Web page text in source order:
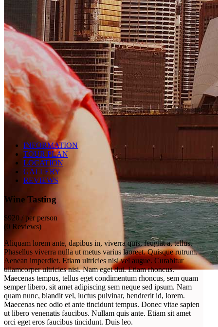
Amazing Tour
Wine Tasting
INFORMATION
TOUR PLAN
LOCATION
GALLERY
REVIEWS
Wine Tasting
$920 / per person
(0 Reviews)
Aliquam lorem ante, dapibus in, viverra quis, feugiat a, tellus.
Phasellus viverra nulla ut metus varius laoreet. Quisque rutrum.
Aenean imperdiet. Etiam ultricies nisi vel augue. Curabitur
ullamcorper ultricies nisi. Nam eget dui. Etiam rhoncus.
Maecenas tempus, tellus eget condimentum rhoncus, sem quam
semper libero, sit amet adipiscing sem neque sed ipsum. Nam
quam nunc, blandit vel, luctus pulvinar, hendrerit id, lorem.
Maecenas nec odio et ante tincidunt tempus. Donec vitae sapien
ut libero venenatis faucibus. Nullam quis ante. Etiam sit amet
orci eget eros faucibus tincidunt. Duis leo.